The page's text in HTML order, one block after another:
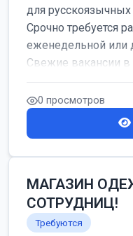
для
Срочно требуется
еженедельной или
Свежие вакансии в
0 просмотров
МАГАЗИН
СОТРУДНИЦ!
Требуются